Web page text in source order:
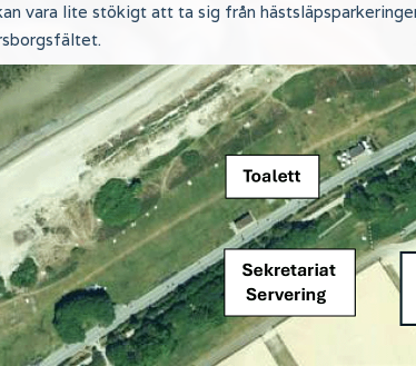
vara lite stökigt att ta sig från